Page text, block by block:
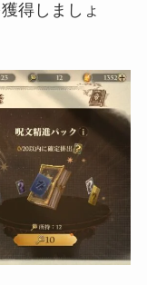
得しましょ